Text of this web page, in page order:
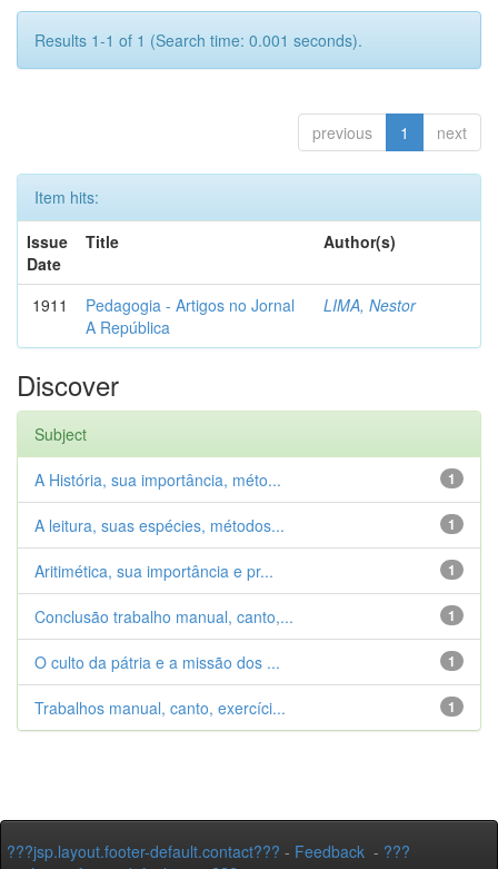
Results 1-1 of 1 (Search time: 0.001 seconds).
previous 1 next
Item hits:
Issue
Date
Title Author(s)
1911
Pedagogia - Artigos no Jornal
A República
LIMA, Nestor
Discover
Subject
1
A História, sua importância, méto...
1
A leitura, suas espécies, métodos...
1
Aritimética, sua importância e pr...
1
Conclusão trabalho manual, canto,...
1
O culto da pátria e a missão dos ...
1
Trabalhos manual, canto, exercíci...
???jsp.layout.footer-default.contact??? - Feedback - ???